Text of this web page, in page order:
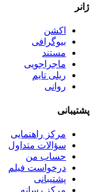
ژانر
اکشن
بیوگرافی
مستند
ماجراجویی
ریلی تایم
روانی
پشتیبانی
مرکز راهنمایی
سؤالات متداول
حساب من
درخواست فیلم
پشتیبانی
مرکز رسانه